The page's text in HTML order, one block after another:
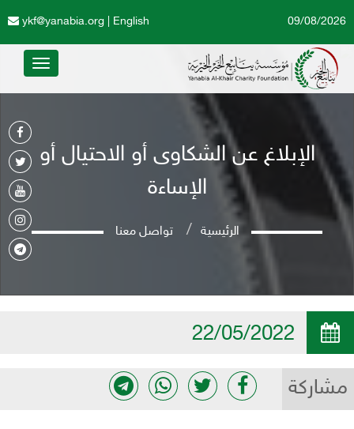
English
ykf@yanabia.org 09/08/2026
Toggle
الإبلاغ عن الشكاوى أو الاحتيال أو
الإساءة
الرئيسية تواصل معنا
مشاركة